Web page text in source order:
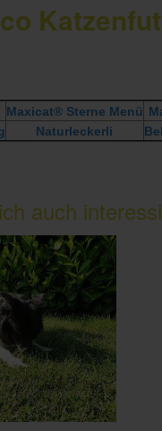
Maxicat® Sterne Menü
Naturleckerli
auch